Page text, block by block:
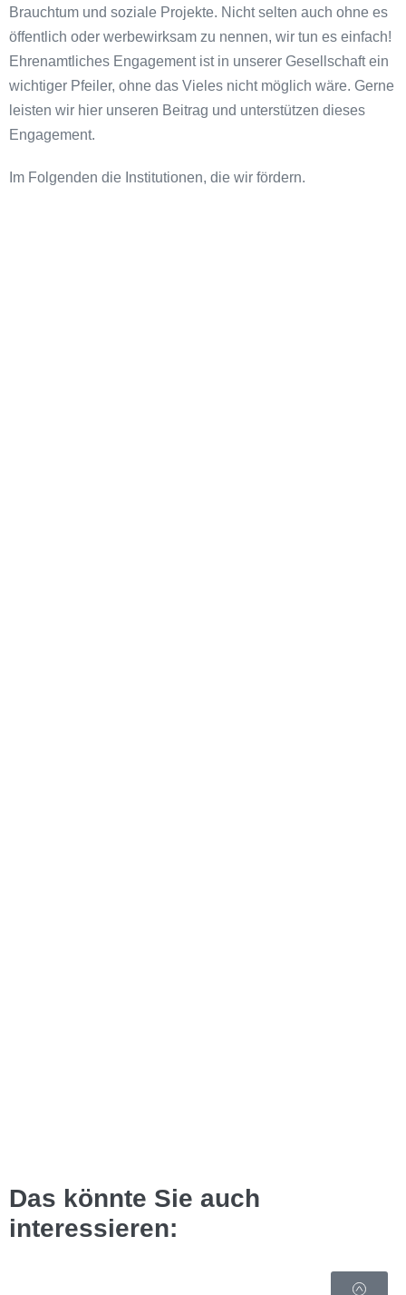
Brauchtum und soziale Projekte. Nicht selten auch ohne es
öffentlich oder werbewirksam zu nennen, wir tun es einfach!
Ehrenamtliches Engagement ist in unserer Gesellschaft ein
wichtiger Pfeiler, ohne das Vieles nicht möglich wäre. Gerne
leisten wir hier unseren Beitrag und unterstützen dieses
Engagement.
Im Folgenden die Institutionen, die wir fördern.
Das könnte Sie auch
interessieren: